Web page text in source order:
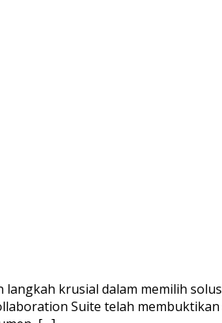
krusial dalam memilih
Suite telah